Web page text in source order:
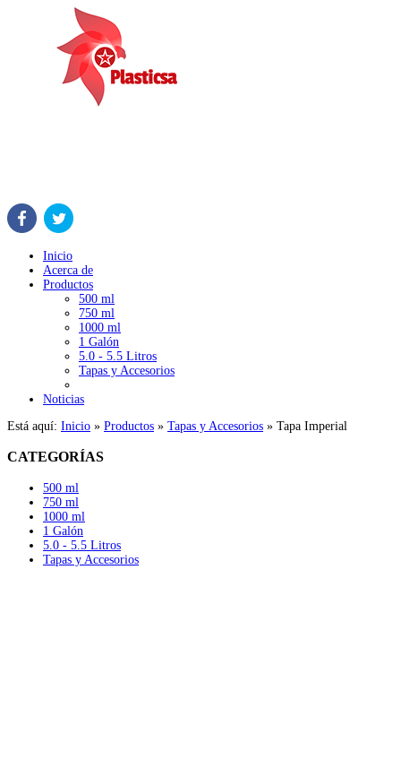
Inicio
Acerca de
Productos
500 ml
750 ml
1000 ml
1 Galón
5.0 - 5.5 Litros
Tapas y Accesorios
Noticias
Está aquí: Inicio » Productos » Tapas y Accesorios » Tapa Imperial
CATEGORÍAS
500 ml
750 ml
1000 ml
1 Galón
5.0 - 5.5 Litros
Tapas y Accesorios